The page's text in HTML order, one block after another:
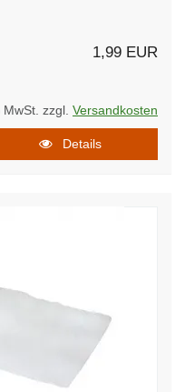
1,99 EUR
zzgl. Versandkosten
Details